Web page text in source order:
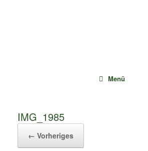
Menü
IMG_1985
← Vorheriges